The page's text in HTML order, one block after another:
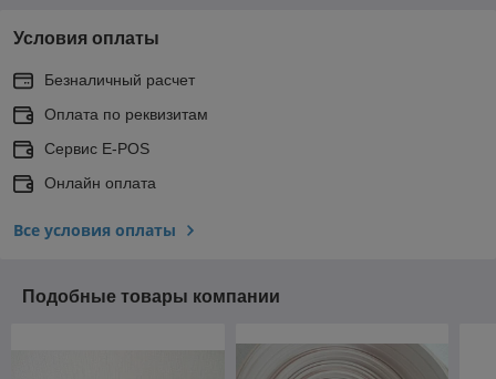
Условия оплаты
Безналичный расчет
Оплата по реквизитам
Сервис E-POS
Онлайн оплата
Все условия оплаты
Подобные товары компании